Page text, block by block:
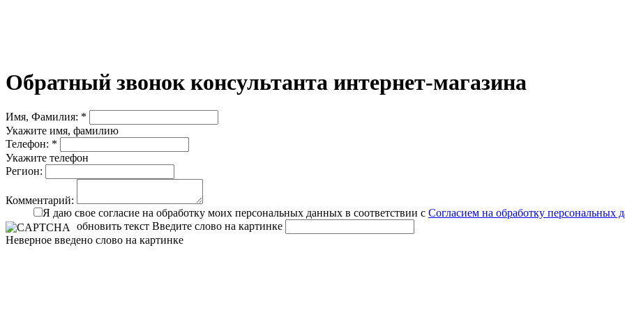
Обратный звонок консультанта интернет-магазина
Имя, Фамилия: *
Укажите имя, фамилию
Телефон: *
Укажите телефон
Регион:
Комментарий:
Я даю свое согласие на обработку моих персональных данных в соответствии с Согласием на обработку персональных
обновить текст Введите слово на картинке
Неверное введено слово на картинке